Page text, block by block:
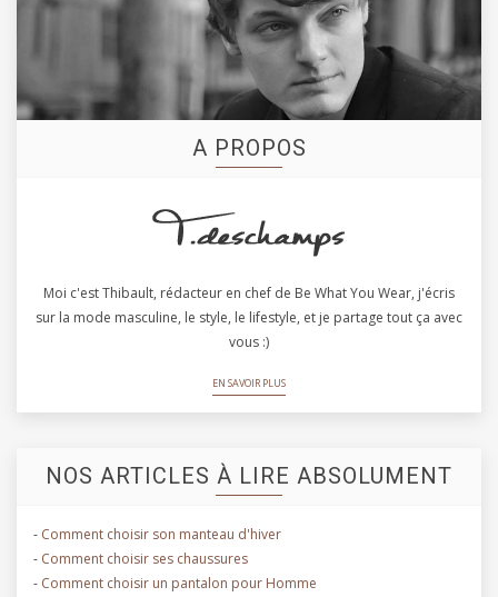
A PROPOS
Moi c'est Thibault, rédacteur en chef de Be What You Wear, j'écris
sur la mode masculine, le style, le lifestyle, et je partage tout ça avec
vous :)
EN SAVOIR PLUS
NOS ARTICLES À LIRE ABSOLUMENT
- Comment choisir son manteau d'hiver
- Comment choisir ses chaussures
- Comment choisir un pantalon pour Homme